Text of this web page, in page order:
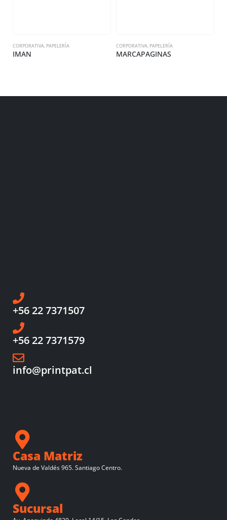
CORPORATIVA, PAPELERÍA
IMAN
CORPORATIVA, PAPELERÍA
MARCAPAGINAS
+56 22 7371507
+56 22 7371579
info@printpat.cl
Casa Matriz
Nueva de Valdés 965. Santiago Centro.
Sucursal